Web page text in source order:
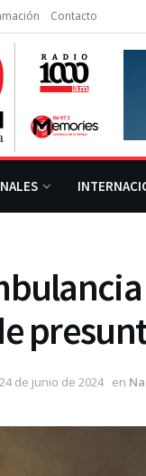
Contacto
24 de junio de 2024 en